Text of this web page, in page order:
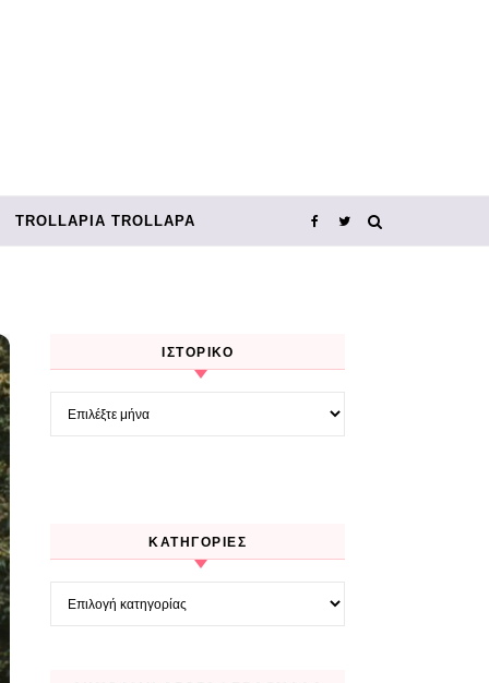
TROLLΑΡΊΑ TROLLΑΡΆ
ΙΣΤΟΡΙΚΌ
Ιστορικό
KΑΤΗΓΟΡΊΕΣ
Kατηγορίες